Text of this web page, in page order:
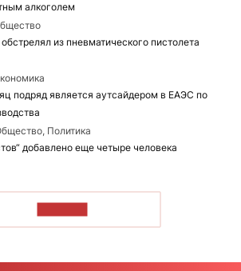
алкоголем
из пневматического пистолета
подряд является аутсайдером в ЕАЭС по
Политика
добавлено еще четыре человека